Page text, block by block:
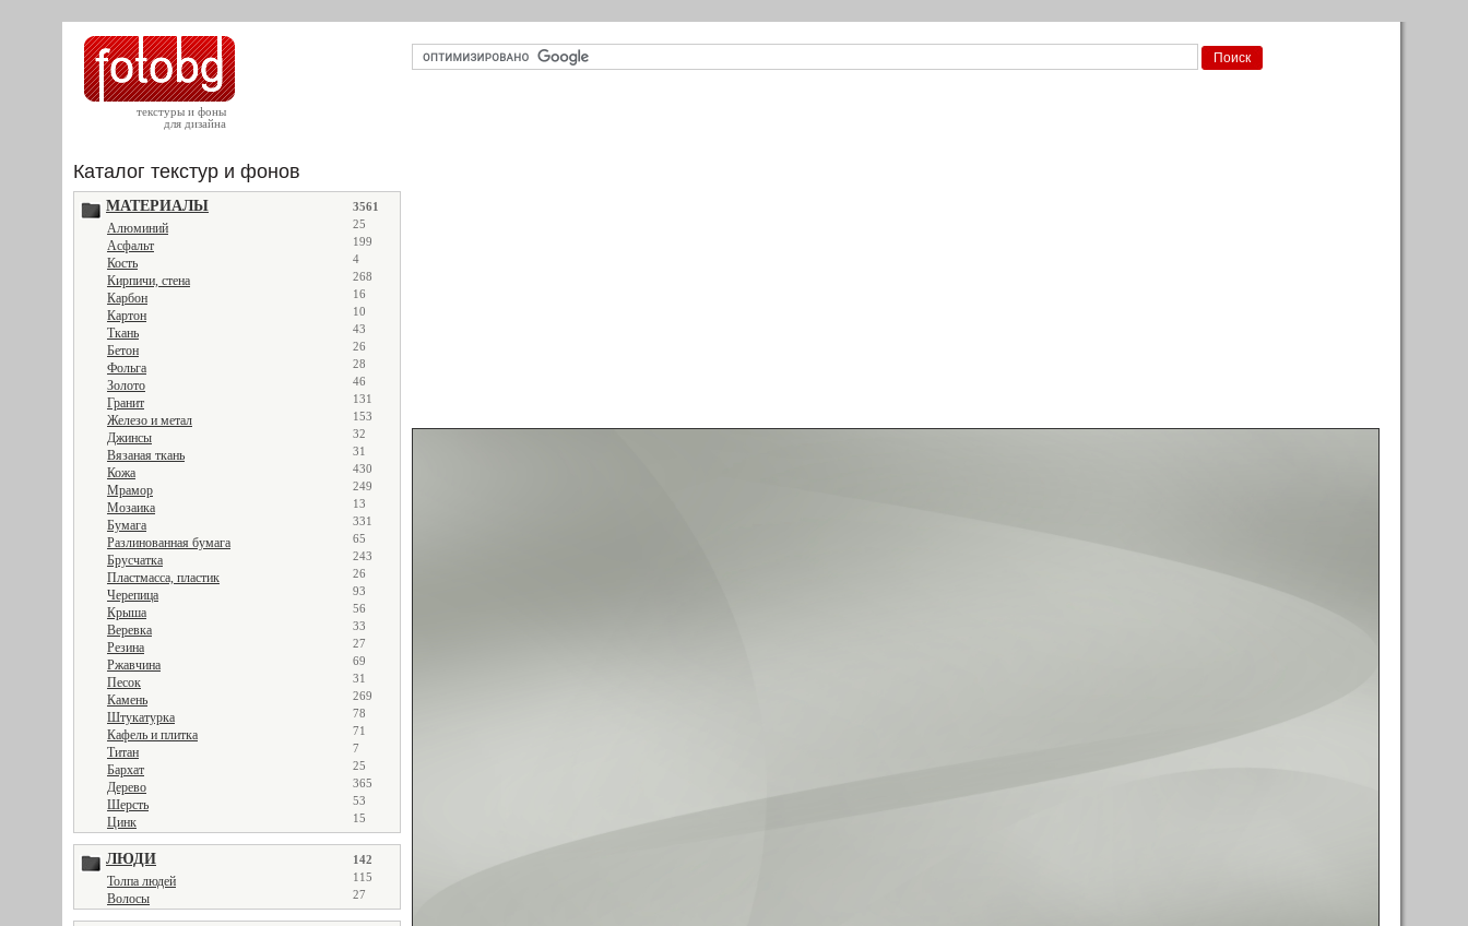
текстуры и фоны
для дизайна
Каталог текстур и фонов
МАТЕРИАЛЫ 3561
Алюминий 25
Асфальт 199
Кость 4
Кирпичи, стена 268
Карбон 16
Картон 10
Ткань 43
Бетон 26
Фольга 28
Золото 46
Гранит 131
Железо и метал 153
Джинсы 32
Вязаная ткань 31
Кожа 430
Мрамор 249
Мозаика 13
Бумага 331
Разлинованная бумага 65
Брусчатка 243
Пластмасса, пластик 26
Черепица 93
Крыша 56
Веревка 33
Резина 27
Ржавчина 69
Песок 31
Камень 269
Штукатурка 78
Кафель и плитка 71
Титан 7
Бархат 25
Дерево 365
Шерсть 53
Цинк 15
ЛЮДИ 142
Толпа людей 115
Волосы 27